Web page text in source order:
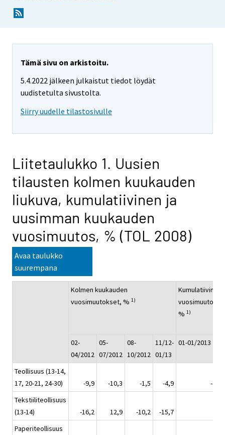
Tämä sivu on arkistoitu.
5.4.2022 jälkeen julkaistut tiedot löydät
uudistetulta sivustolta.
Siirry uudelle tilastosivulle
Liitetaulukko 1. Uusien
tilausten kolmen kuukauden
liukuva, kumulatiivinen ja
uusimman kuukauden
vuosimuutos, % (TOL 2008)
Avaa taulukko
suurempana
Kolmen kuukauden
vuosimuutokset, % 1)
Kumulatiivinen
vuosimuutos,
% 1)
02-
04/2012
05-
07/2012
08-
10/2012
11/12-
01/13
01-01/2013
Teollisuus (13-14,
17, 20-21, 24-30)
-9,9 -10,3 -1,5 -4,9
-4,5
Tekstiiliteollisuus
(13-14)
-16,2 12,9 -10,2 -15,7
Paperiteollisuus